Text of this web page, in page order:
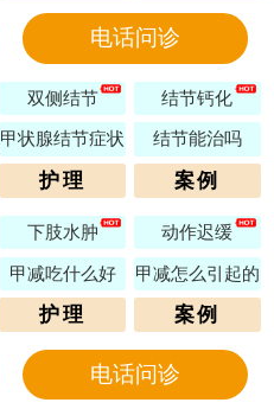
电话问诊
双侧结节 结节钙化
甲状腺结节症状 结节能治吗
护理 案例
下肢水肿 动作迟缓
甲减吃什么好 甲减怎么引起的
护理 案例
电话问诊